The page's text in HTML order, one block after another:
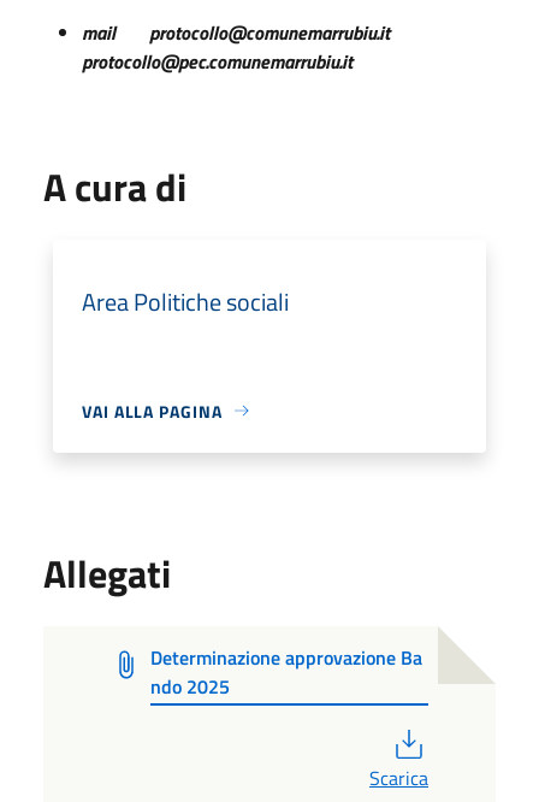
mail protocollo@comunemarrubiu.it
protocollo@pec.comunemarrubiu.it
A cura di
Area Politiche sociali
VAI ALLA PAGINA
Allegati
Determinazione approvazione Ba
ndo 2025
Scarica